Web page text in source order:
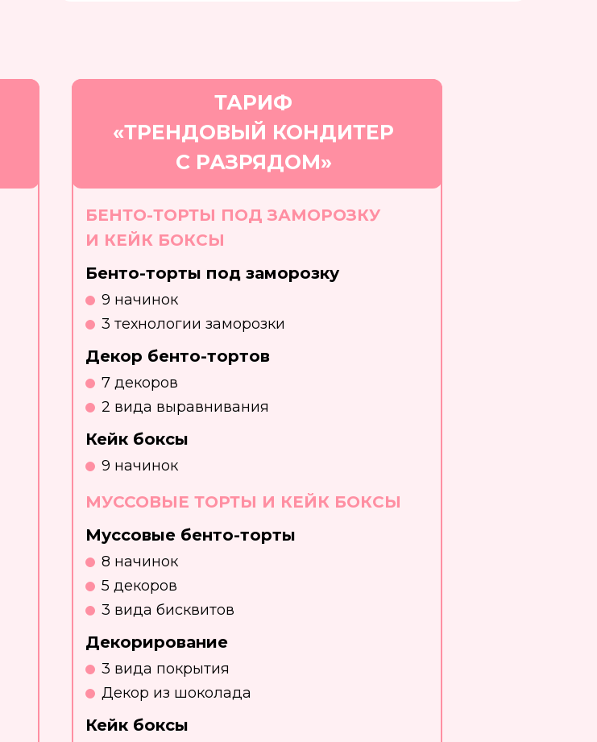
ТАРИФ
«ТРЕНДОВЫЙ КОНДИТЕР
С РАЗРЯДОМ»
БЕНТО-ТОРТЫ ПОД ЗАМОРОЗКУ
И КЕЙК БОКСЫ
Бенто-торты под заморозку
9 начинок
3 технологии заморозки
МУССОВЫЕ ТОРТЫ И КЕЙК БОКСЫ
Муссовые бенто-торты
8 начинок
5 декоров
3 вида бисквитов
Декорирование
3 вида покрытия
Декор из шоколада
Кейк боксы
Декор бенто-тортов
7 декоров
Кейк боксы
9 начинок
2 вида выравнивания